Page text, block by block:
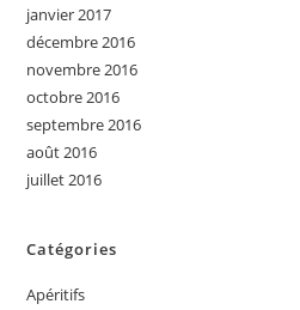
janvier 2017
décembre 2016
novembre 2016
octobre 2016
septembre 2016
août 2016
juillet 2016
Catégories
Apéritifs